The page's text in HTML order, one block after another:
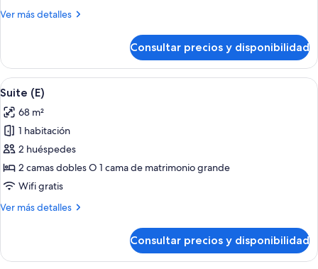
Ver más detalles
Más
(L)
Consultar precios y disponibilidad
Abrir
todas
las
fotos
de
Suite
(E)
Habitación de hotel con cama,
4
Suite (E)
68 m²
1 habitación
2 huéspedes
2 camas dobles O 1 cama de matrimonio grande
Wifi gratis
Ver más detalles
Más
(E)
Consultar precios y disponibilidad